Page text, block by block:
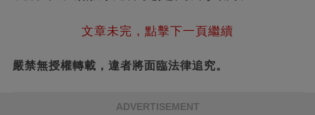
文章未完，點擊下一頁繼續
嚴禁無授權轉載，違者將面臨法律追究。
ADVERTISEMENT